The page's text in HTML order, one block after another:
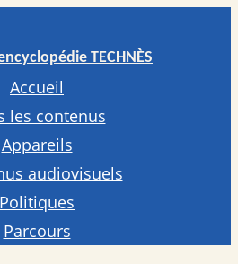
TECHNÈS
Accueil
les contenus
Appareils
audiovisuels
Politiques
Parcours